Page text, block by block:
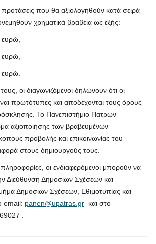
προτάσεις που θα αξιολογηθούν κατά σειρά
χρηματικά βραβεία ως εξής:
ευρώ,
ευρώ,
ευρώ.
οι διαγωνιζόμενοι δηλώνουν ότι οι
πρωτότυπες και αποδέχονται τους όρους
Το Πανεπιστήμιο Πατρών
αξιοποίησης των βραβευμένων
προβολής και επικοινωνίας του
στους δημιουργούς τους.
πληροφορίες, οι ενδιαφερόμενοι μπορούν να
Διεύθυνση Δημοσίων Σχέσεων και
Δημοσίων Σχέσεων, Εθιμοτυπίας και
email: panen@upatras.gr και στο
.